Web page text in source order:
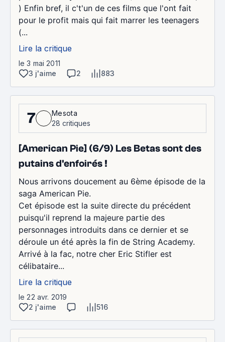
) Enfin bref, il c't'un de ces films que l'ont fait
pour le profit mais qui fait marrer les teenagers
(...
Lire la critique
le 3 mai 2011
3 j'aime
2 883
7
Mesota
28 critiques
[American Pie] (6/9) Les Betas sont des
putains d'enfoirés !
Nous arrivons doucement au 6ème épisode de la
saga American Pie.
Cet épisode est la suite directe du précédent
puisqu'il reprend la majeure partie des
personnages introduits dans ce dernier et se
déroule un été après la fin de String Academy.
Arrivé à la fac, notre cher Eric Stifler est
célibataire...
Lire la critique
le 22 avr. 2019
2 j'aime
516